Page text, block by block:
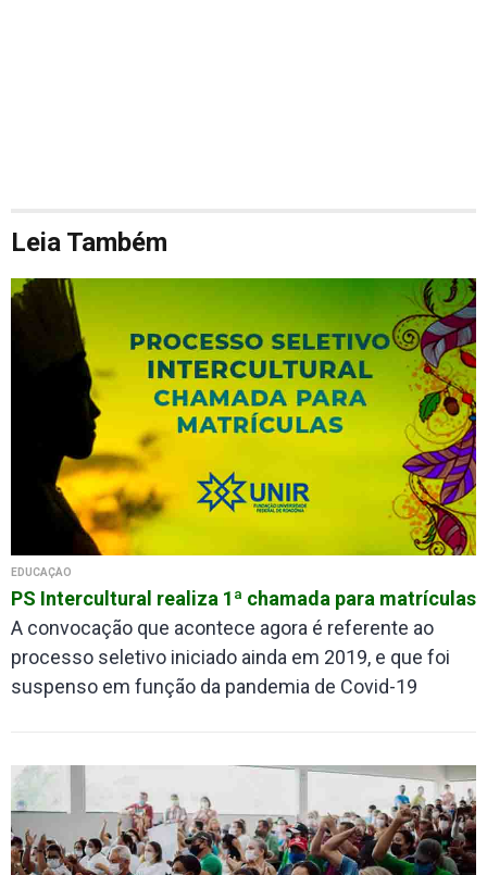
Leia Também
EDUCAÇÃO
PS Intercultural realiza 1ª chamada para matrículas
A convocação que acontece agora é referente ao
processo seletivo iniciado ainda em 2019, e que foi
suspenso em função da pandemia de Covid-19